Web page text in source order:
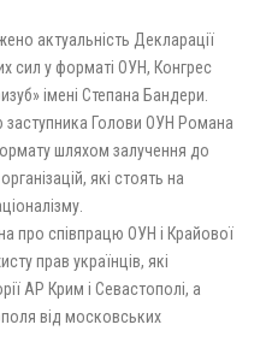
актуальність Декларації
сил у форматі ОУН, Конгрес
імені Степана Бандери.
заступника Голови ОУН Романа
шляхом залучення до
які стоять на
про співпрацю ОУН і Крайової
прав українців, які
АР Крим і Севастополі, а
від московських